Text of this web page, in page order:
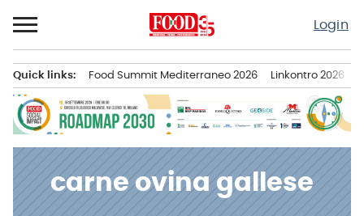
al
contenuto
Login
principale
Quick links: Food Summit Mediterraneo 2026 Linkontro 2026
carne ovina gallese